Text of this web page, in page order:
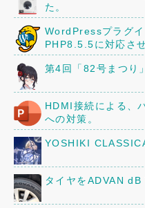
た。
WordPressプラグ
PHP8.5.5に対応さ
第4回「82号まつり
HDMI接続による、
への対策。
YOSHIKI
タイヤをADVAN dB